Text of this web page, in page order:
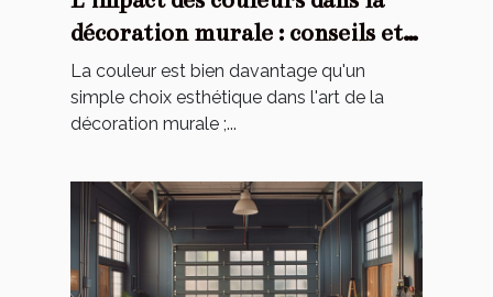
décoration murale : conseils et
astuces
La couleur est bien davantage qu'un
simple choix esthétique dans l'art de la
décoration murale ;...